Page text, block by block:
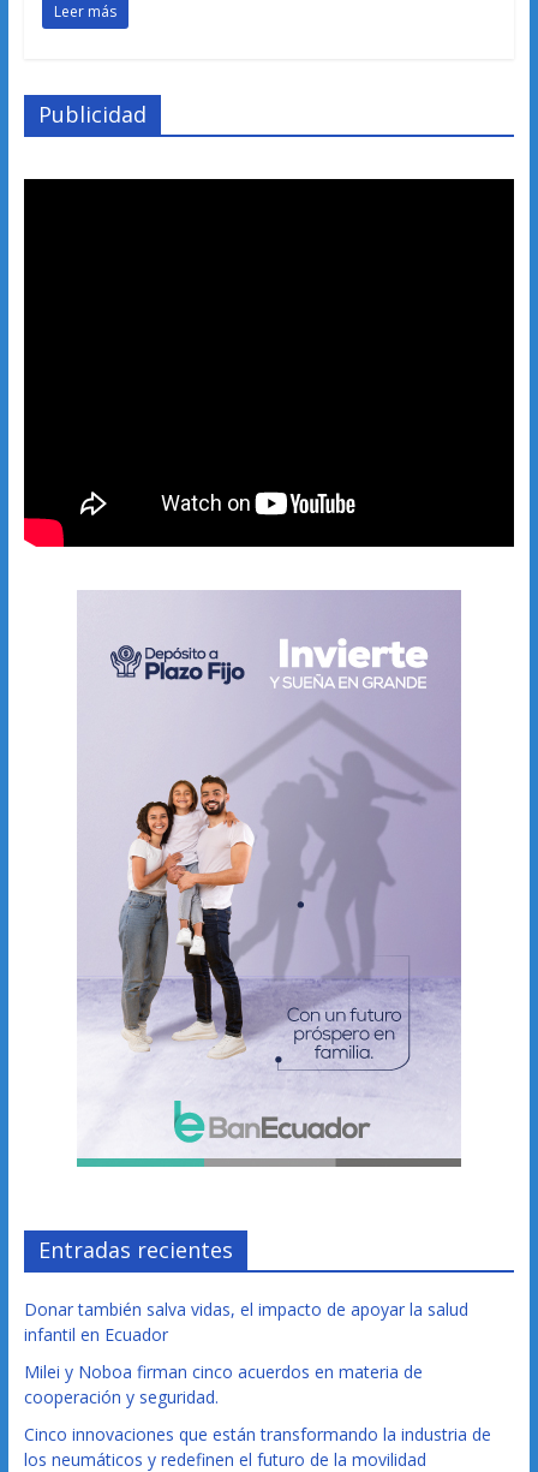
Leer más
Publicidad
Entradas recientes
Donar también salva vidas, el impacto de apoyar la salud
infantil en Ecuador
Milei y Noboa firman cinco acuerdos en materia de
cooperación y seguridad.
Cinco innovaciones que están transformando la industria de
los neumáticos y redefinen el futuro de la movilidad